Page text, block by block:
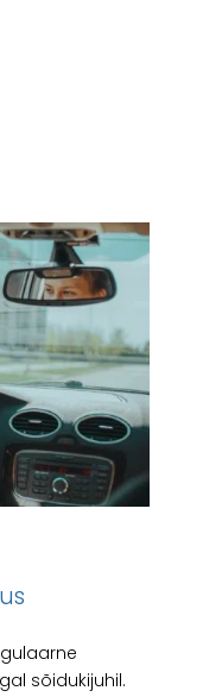
sõidukijuhil.